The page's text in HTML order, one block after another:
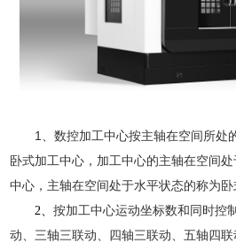
1
、数控加工中心按主轴在空间所处
卧式加工中心，加工中心的主轴在空间
中心，主轴在空间处于水平状态的称为卧
2 、按加工中心运动坐标数和同时控
动、三轴三联动、四轴三联动、五轴四联